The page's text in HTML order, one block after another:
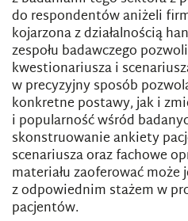
do respondentów aniżeli
kojarzona z działalnością
zespołu badawczego
kwestionariusza i
w precyzyjny sposób
konkretne postawy, jak i
i popularność wśród
skonstruowanie ankiety
scenariusza oraz fachowe
materiału zaoferować może
z odpowiednim stażem w
pacjentów.